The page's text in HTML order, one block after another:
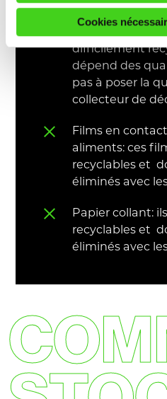
Cookies
difficilement
dépend des
pas à poser la
collecteur de
Films en
aliments: ces
recyclables et
éliminés avec
Papier collant:
recyclables et
éliminés avec